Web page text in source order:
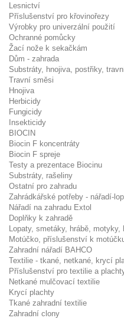
Lesnictví
Příslušenství pro křovinořezy
Výrobky pro univerzální použití
Ochranné pomůcky
Žací nože k sekačkám
Dům - zahrada
Substráty, hnojiva, postřiky,
Travní směsi
Hnojiva
Herbicidy
Fungicidy
Insekticidy
BIOCIN
Biocin F koncentráty
Biocin F spreje
Testy a prezentace Biocinu
Substráty, rašeliny
Ostatní pro zahradu
Zahrádkářské potřeby - nářadí-
Nářadí na zahradu Extol
Doplňky k zahradě
Lopaty, smetáky, hrábě, motyky,
Motúčko, příslušenství k
Zahradní nářadí BAHCO
Textilie - tkané, netkané, krycí
Příslušenství pro textilie a
Netkané mulčovací textilie
Krycí plachty
Tkané zahradní textilie
Zahradní clony